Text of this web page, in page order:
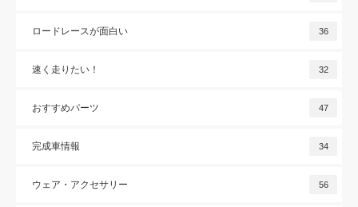
ロードレースが面白い 36
速く走りたい！ 32
おすすめパーツ 47
完成車情報 34
ウェア・アクセサリー 56